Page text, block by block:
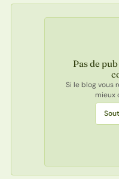
Pas de
Si le blog vous
mieux